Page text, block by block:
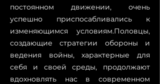
постоянном движении, очень
успешно приспосабливались к
изменяющимся условиям.Половцы,
создающие стратегии обороны и
ведения войны, характерные для
себя и своей среды, продолжают
вдохновлять нас в современном